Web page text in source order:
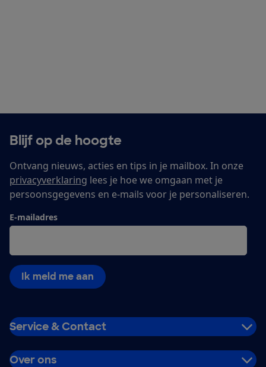
Blijf op de hoogte
Ontvang nieuws, acties en tips in je mailbox. In onze
privacyverklaring lees je hoe we omgaan met je
persoonsgegevens en e-mails voor je personaliseren.
E-mailadres
Ik meld me aan
Service & Contact
Over ons